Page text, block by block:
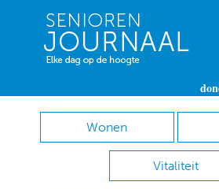
Wonen
Vitaliteit